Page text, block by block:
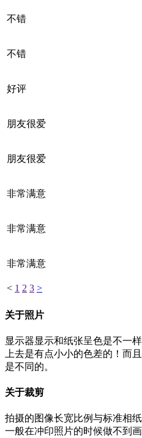
不错
不错
好评
朋友很爱
朋友很爱
非常满意
非常满意
非常满意
< 1 2 3 >
关于照片
显示器显示和纸张呈色是不一
上去是有点小小的色差的！而
是不同的。
关于裁剪
拍摄的图像长宽比例与标准相
一般在冲印照片的时候做不到